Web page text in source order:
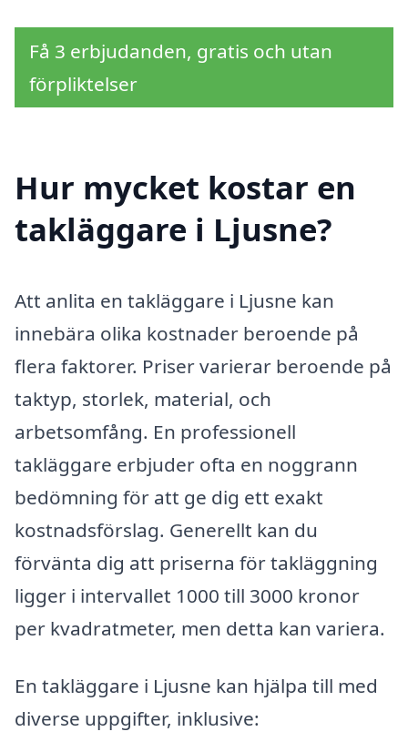
Få 3 erbjudanden, gratis och utan
förpliktelser
Hur mycket kostar en
takläggare i Ljusne?
Att anlita en takläggare i Ljusne kan
innebära olika kostnader beroende på
flera faktorer. Priser varierar beroende på
taktyp, storlek, material, och
arbetsomfång. En professionell
takläggare erbjuder ofta en noggrann
bedömning för att ge dig ett exakt
kostnadsförslag. Generellt kan du
förvänta dig att priserna för takläggning
ligger i intervallet 1000 till 3000 kronor
per kvadratmeter, men detta kan variera.
En takläggare i Ljusne kan hjälpa till med
diverse uppgifter, inklusive: